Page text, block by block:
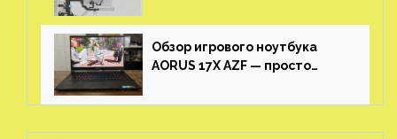
Обзор игрового ноутбука
AORUS 17X AZF — просто